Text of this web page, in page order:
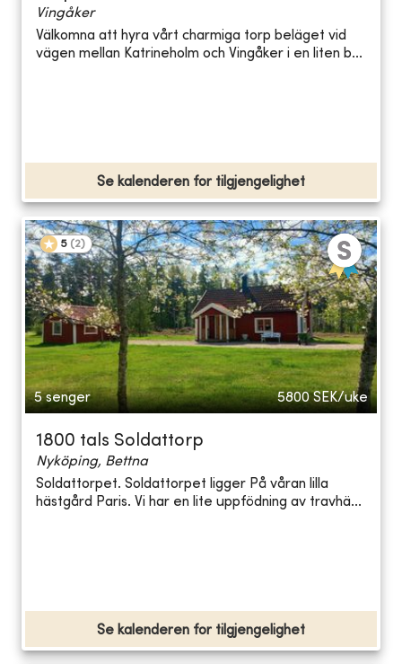
Vingåker
Välkomna att hyra vårt charmiga torp beläget vid
vägen mellan Katrineholm och Vingåker i en liten b...
Se kalenderen for tilgjengelighet
5 (2)
5 senger 5800 SEK/uke
1800 tals Soldattorp
Nyköping, Bettna
Soldattorpet. Soldattorpet ligger På våran lilla
hästgård Paris. Vi har en lite uppfödning av travhä...
Se kalenderen for tilgjengelighet